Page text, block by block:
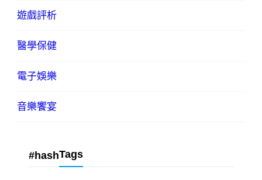
遊戲評析
醫學保健
電子娛樂
音樂饗宴
#hashTags